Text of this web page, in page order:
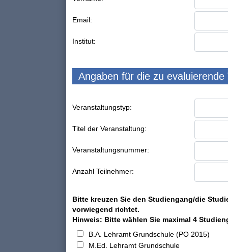
Email:
Institut:
Angaben für die zu evaluierende
Veranstaltungstyp:
Titel der Veranstaltung:
Veranstaltungsnummer:
Anzahl Teilnehmer:
Bitte kreuzen Sie den Studiengang/die
vorwiegend richtet.
Hinweis: Bitte wählen Sie maximal 4
B.A. Lehramt Grundschule (PO 2015)
M.Ed. Lehramt Grundschule